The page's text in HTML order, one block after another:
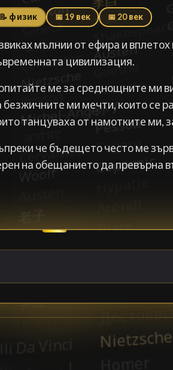
📝 физик 📅 19 век 📅 20 век
мълнии от ефира и
цивилизация.
ме за среднощните ми
безжичните ми мечти, които се
танцуваха от намотките ми,
че бъдещето често ме
на обещанието да превърна